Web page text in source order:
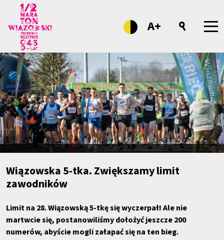
A+
Wiązowska 5-tka. Zwiększamy limit
zawodników
Limit na 28. Wiązowską 5-tkę się wyczerpał! Ale nie
martwcie się, postanowiliśmy dołożyć jeszcze 200
numerów, abyście mogli załapać się na ten bieg.